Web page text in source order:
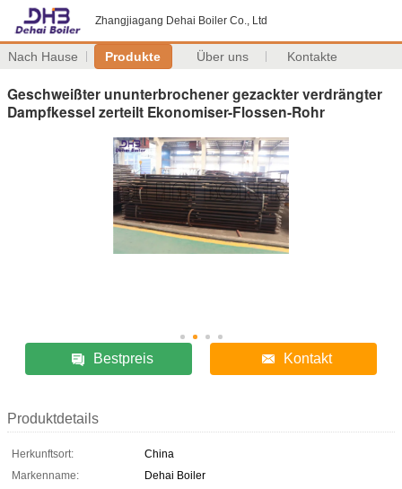
Zhangjiagang Dehai Boiler Co., Ltd
Nach Hause Produkte Über uns Kontakte
Geschweißter ununterbrochener gezackter verdrängter
Dampfkessel zerteilt Ekonomiser-Flossen-Rohr
Bestpreis Kontakt
Produktdetails
Herkunftsort:
China
Markenname:
Dehai Boiler